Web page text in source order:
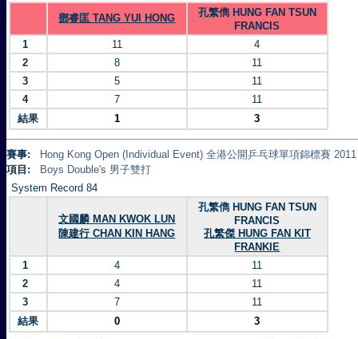
鄧睿匡 TANG YUI HONG
孔繁儁 HUNG FAN TSUN
FRANCIS
1
11
4
2
8
11
3
5
11
4
7
11
結果
1 3
賽事:
Hong Kong Open (Individual Event) 全港公開乒乓球單項錦標賽 2011
項目:
Boys Double's 男子雙打
System Record 84
文國麟 MAN KWOK LUN
陳建行 CHAN KIN HANG
孔繁儁 HUNG FAN TSUN
FRANCIS
孔繁傑 HUNG FAN KIT
FRANKIE
1
4
11
2
4
11
3
7
11
結果
0 3